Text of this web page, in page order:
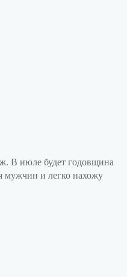
В июле будет годовщина
мужчин и легко нахожу